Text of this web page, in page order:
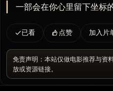
一部会在你心里留下坐标
已看 点赞 加入片
免责声明：本站仅做电影推荐与资
放或资源链接。